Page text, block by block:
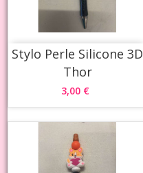
Stylo Perle Silicone 3D
Thor
3,00 €